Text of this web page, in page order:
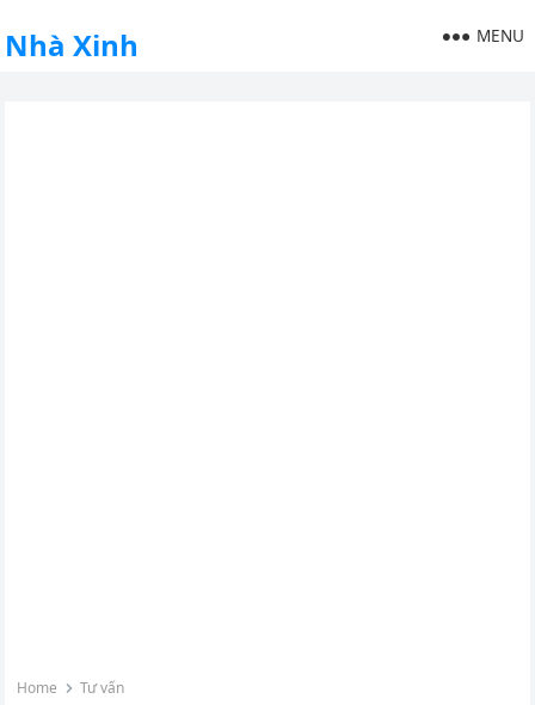
Nhà Xinh MENU
Home Tư vấn